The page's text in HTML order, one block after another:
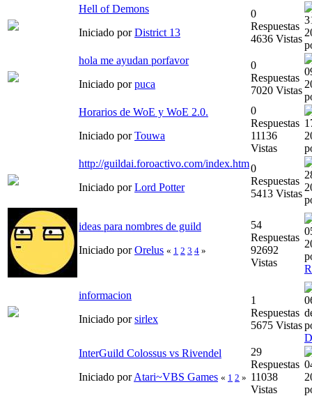
Hell of Demons
Iniciado porDistrict 13
0
Respuestas
4636 Vistas
hola me ayudan porfavor
Iniciado porpuca
0
Respuestas
7020 Vistas
Horarios de WoE y WoE 2.0.
Iniciado porTouwa
0
Respuestas
11136
Vistas
http://guildai.foroactivo.com/index.htm
Iniciado porLord Potter
0
Respuestas
5413 Vistas
ideas para nombres de guild
Iniciado porOrelus « 1 2 3 4 »
54
Respuestas
92692
Vistas
informacion
Iniciado porsirlex
1
Respuestas
5675 Vistas
InterGuild Colossus vs Rivendel
Iniciado porAtari~VBS Games « 1 2 »
29
Respuestas
11038
Vistas